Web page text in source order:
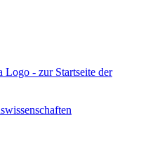
Logo - zur Startseite der